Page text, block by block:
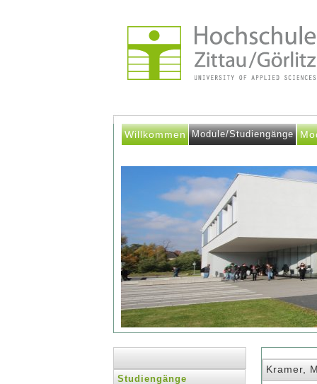
Willkommen Module/Studiengänge
Studiengänge
Kramer,